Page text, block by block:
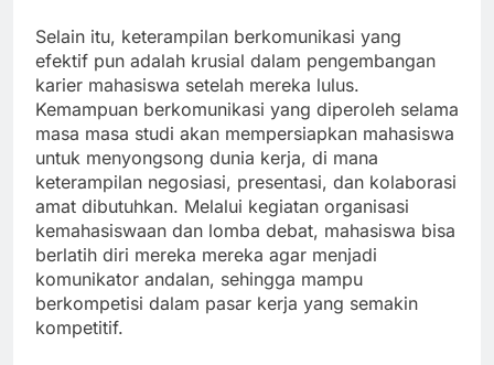
Selain itu, keterampilan berkomunikasi yang
efektif pun adalah krusial dalam pengembangan
karier mahasiswa setelah mereka lulus.
Kemampuan berkomunikasi yang diperoleh selama
masa masa studi akan mempersiapkan mahasiswa
untuk menyongsong dunia kerja, di mana
keterampilan negosiasi, presentasi, dan kolaborasi
amat dibutuhkan. Melalui kegiatan organisasi
kemahasiswaan dan lomba debat, mahasiswa bisa
berlatih diri mereka mereka agar menjadi
komunikator andalan, sehingga mampu
berkompetisi dalam pasar kerja yang semakin
kompetitif.